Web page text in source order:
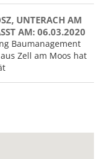
UNTERACH AM
AM: 06.03.2020
Baumanagement
Zell am Moos hat